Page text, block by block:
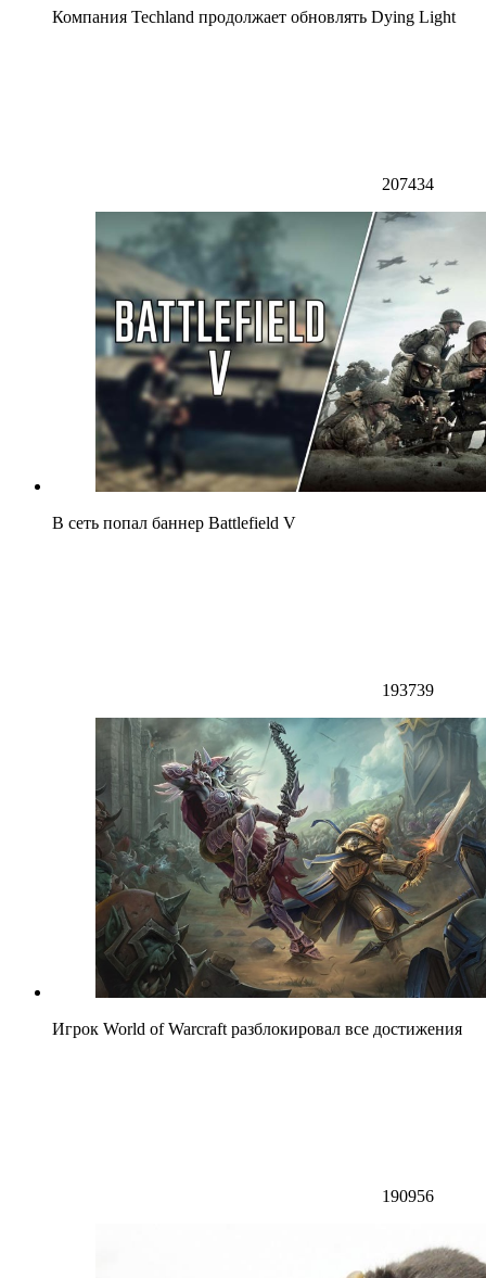
Компания Techland продолжает обновлять Dying Light
207434
В сеть попал баннер Battlefield V
193739
Игрок World of Warcraft разблокировал все достижения
190956